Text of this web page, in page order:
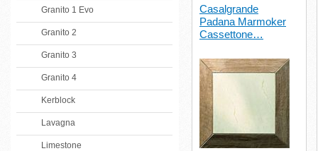
Granito 1 Evo
Granito 2
Granito 3
Granito 4
Kerblock
Lavagna
Limestone
Casalgrande
Padana Marmoker
Cassettone…